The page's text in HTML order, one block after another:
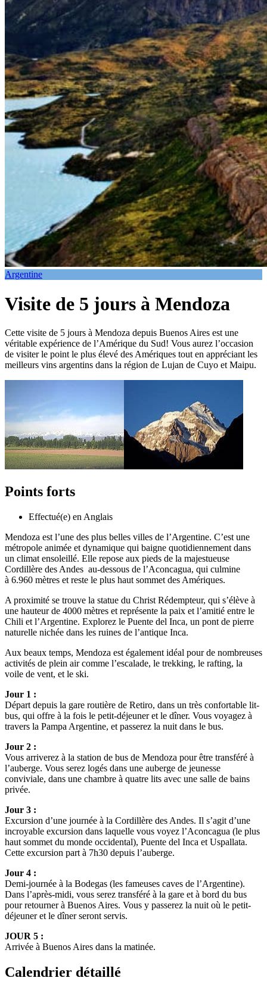
Argentine
Visite de 5 jours à Mendoza
Cette visite de 5 jours à Mendoza depuis Buenos Aires est une
véritable expérience de l’Amérique du Sud! Vous aurez l’occasion
de visiter le point le plus élevé des Amériques tout en appréciant les
meilleurs vins argentins dans la région de Lujan de Cuyo et Maipu.
Points forts
Effectué(e) en Anglais
Mendoza est l’une des plus belles villes de l’Argentine. C’est une
métropole animée et dynamique qui baigne quotidiennement dans
un climat ensoleillé. Elle repose aux pieds de la majestueuse
Cordillère des Andes au-dessous de l’Aconcagua, qui culmine
à 6.960 mètres et reste le plus haut sommet des Amériques.
A proximité se trouve la statue du Christ Rédempteur, qui s’élève à
une hauteur de 4000 mètres et représente la paix et l’amitié entre le
Chili et l’Argentine. Explorez le Puente del Inca, un pont de pierre
naturelle nichée dans les ruines de l’antique Inca.
Aux beaux temps, Mendoza est également idéal pour de nombreuses
activités de plein air comme l’escalade, le trekking, le rafting, la
voile de vent, et le ski.
Jour 1 :
Départ depuis la gare routière de Retiro, dans un très confortable lit-
bus, qui offre à la fois le petit-déjeuner et le dîner. Vous voyagez à
travers la Pampa Argentine, et passerez la nuit dans le bus.
Jour 2 :
Vous arriverez à la station de bus de Mendoza pour être transféré à
l’auberge. Vous serez logés dans une auberge de jeunesse
conviviale, dans une chambre à quatre lits avec une salle de bains
privée.
Jour 3 :
Excursion d’une journée à la Cordillère des Andes. Il s’agit d’une
incroyable excursion dans laquelle vous voyez l’Aconcagua (le plus
haut sommet du monde occidental), Puente del Inca et Uspallata.
Cette excursion part à 7h30 depuis l’auberge.
Jour 4 :
Demi-journée à la Bodegas (les fameuses caves de l’Argentine).
Dans l’après-midi, vous serez transféré à la gare et à bord du bus
pour retourner à Buenos Aires. Vous y passerez la nuit où le petit-
déjeuner et le dîner seront servis.
JOUR 5 :
Arrivée à Buenos Aires dans la matinée.
Calendrier détaillé